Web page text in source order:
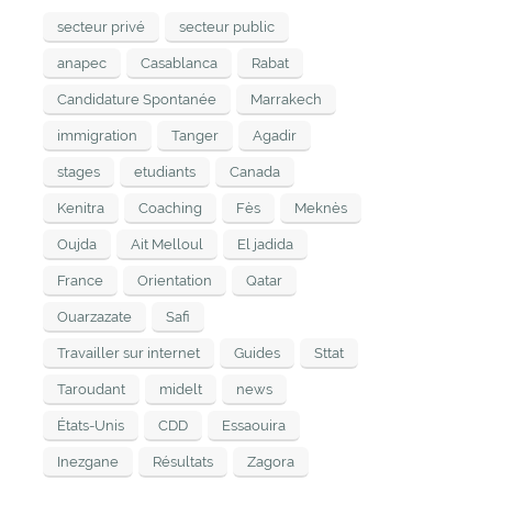
secteur privé secteur public
anapec Casablanca Rabat
Candidature Spontanée Marrakech
immigration Tanger Agadir
stages etudiants Canada
Kenitra Coaching Fès Meknès
Oujda Ait Melloul El jadida
France Orientation Qatar
Ouarzazate Safi
Travailler sur internet Guides Sttat
Taroudant midelt news
États-Unis CDD Essaouira
Inezgane Résultats Zagora